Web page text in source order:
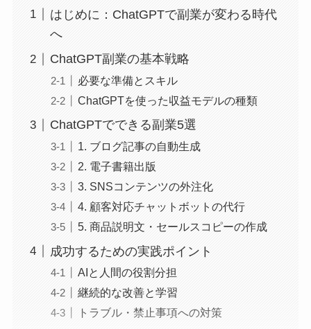
はじめに：ChatGPTで副業が変わる時代
へ
ChatGPT副業の基本戦略
必要な準備とスキル
ChatGPTを使った収益モデルの種類
ChatGPTでできる副業5選
1. ブログ記事の自動生成
2. 電子書籍出版
3. SNSコンテンツの外注化
4. 顧客対応チャットボットの代行
5. 商品説明文・セールスコピーの作成
成功するための実践ポイント
AIと人間の役割分担
継続的な改善と学習
トラブル・禁止事項への対策